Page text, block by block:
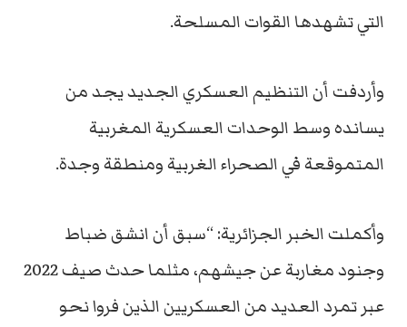
التي تشهدها القوات المسلحة.
وأردفت أن التنظيم العسكري الجديد يجد من
يسانده وسط الوحدات العسكرية المغربية
المتموقعة في الصحراء الغربية ومنطقة وجدة.
وأكملت الخبر الجزائرية: “سبق أن انشق ضباط
وجنود مغاربة عن جيشهم، مثلما حدث صيف 2022
عبر تمرد العديد من العسكريين الذين فروا نحو